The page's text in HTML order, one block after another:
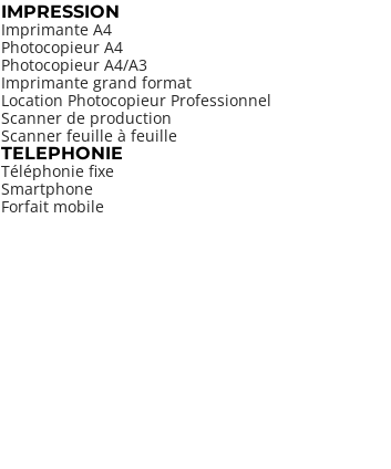
IMPRESSION
Imprimante A4
Photocopieur A4
Photocopieur A4/A3
Imprimante grand format
Location Photocopieur Professionnel
Scanner de production
Scanner feuille à feuille
TELEPHONIE
Téléphonie fixe
Smartphone
Forfait mobile